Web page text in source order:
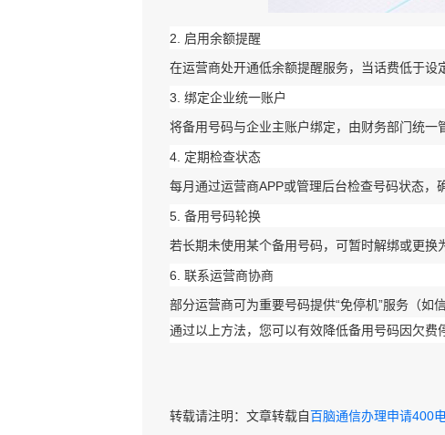
2. ‌ 启用余额提醒
在运营商处开通低余额提醒服务，当话费低于设
3. ‌ 绑定企业统一账户
将备用号码与企业主账户绑定，由财务部门统一
4. ‌ 定期检查状态
每月通过运营商APP或管理后台检查号码状态，
5. ‌ 备用号码轮换
若长期未使用某个备用号码，可暂时解绑或更换
6. ‌ 联系运营商协商
部分运营商可为重要号码提供“免停机”服务（如
通过以上方法，您可以有效降低备用号码因欠费
转载请注明：文章转载自百脑通信办理申请400